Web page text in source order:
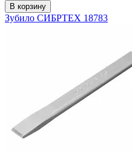
В корзину
Зубило СИБРТЕХ 18783